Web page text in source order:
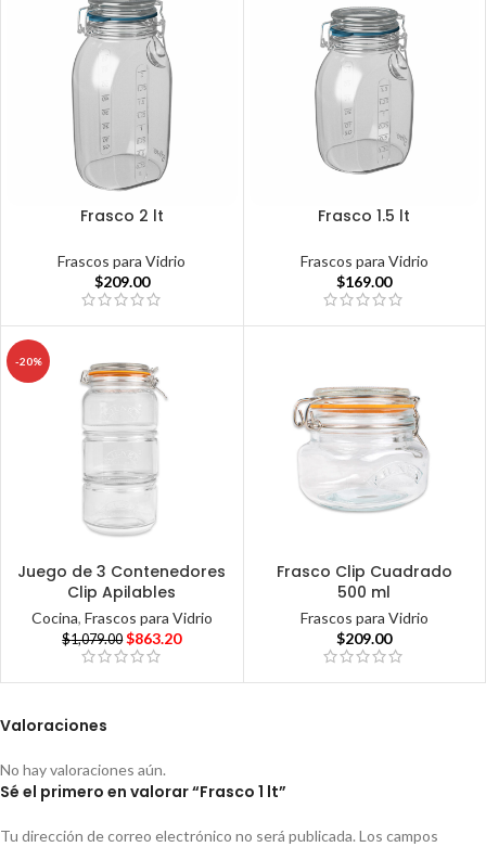
Frasco 2 lt
Frascos para Vidrio
$209.00
Frasco 1.5 lt
Frascos para Vidrio
$169.00
-20%
Juego de 3 Contenedores
Clip Apilables
Cocina, Frascos para Vidrio
$1,079.00 $863.20
Frasco Clip Cuadrado
500 ml
Frascos para Vidrio
$209.00
Valoraciones
No hay valoraciones aún.
Sé el primero en valorar “Frasco 1 lt”
Tu dirección de correo electrónico no será publicada. Los campos